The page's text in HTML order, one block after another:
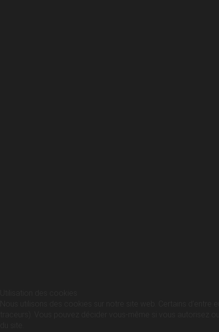
Nous utilisons des cookies sur notre site web. Certains
traceurs). Vous pouvez décider vous-même si vous autorisez